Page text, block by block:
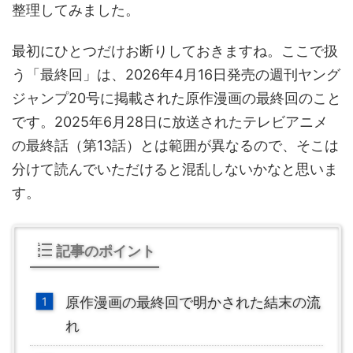
整理してみました。
最初にひとつだけお断りしておきますね。ここで扱
う「最終回」は、2026年4月16日発売の週刊ヤング
ジャンプ20号に掲載された原作漫画の最終回のこと
です。2025年6月28日に放送されたテレビアニメ
の最終話（第13話）とは範囲が異なるので、そこは
分けて読んでいただけると混乱しないかなと思いま
す。
記事のポイント
原作漫画の最終回で明かされた結末の流
れ